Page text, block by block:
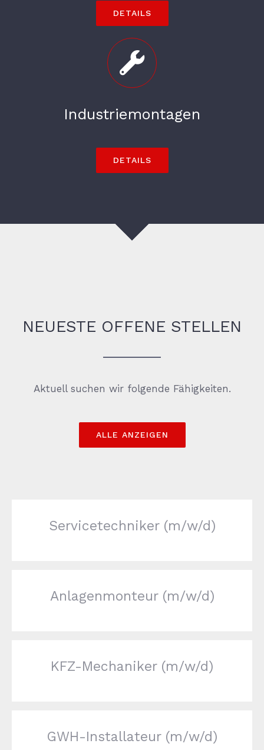
DETAILS
Industriemontagen
DETAILS
NEUESTE OFFENE STELLEN
Aktuell suchen wir folgende Fähigkeiten.
ALLE ANZEIGEN
Servicetechniker (m/w/d)
Anlagenmonteur (m/w/d)
KFZ-Mechaniker (m/w/d)
GWH-Installateur (m/w/d)